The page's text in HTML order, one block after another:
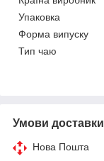
Упаковка
Форма випуску
Тип чаю
Умови доставки
Нова Пошта